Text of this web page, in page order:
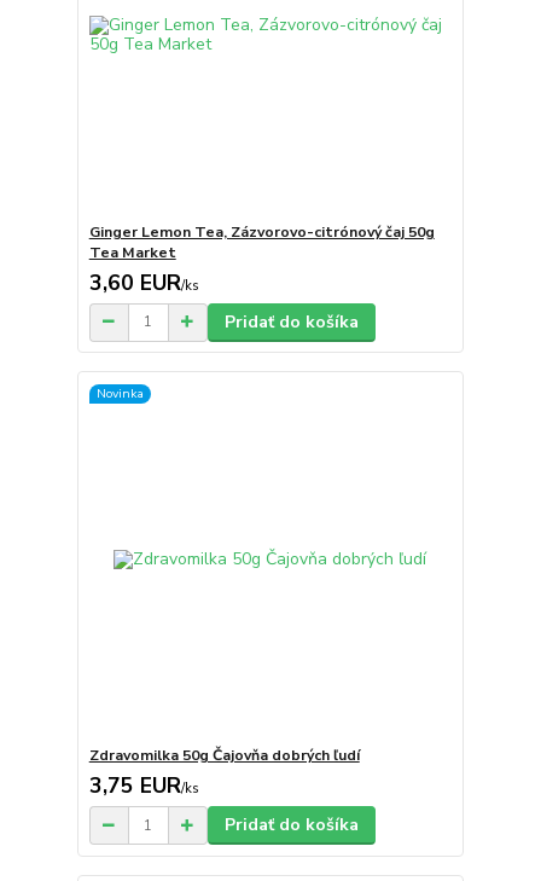
Ginger Lemon Tea, Zázvorovo-citrónový čaj 50g
Tea Market
3,60 EUR/ks
Pridať do košíka
Novinka
Zdravomilka 50g Čajovňa dobrých ľudí
3,75 EUR/ks
Pridať do košíka